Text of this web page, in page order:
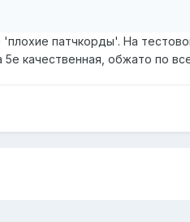
патчкорды'. На
качественная, обжато по